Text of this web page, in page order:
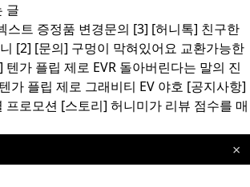
글
스트 증정품 변경문의 [3] [허니톡] 친구한
[2] [문의] 구멍이 막혀있어요 교환가능한
텐가 플립 제로 EVR 돌아버린다는 말의 진
텐가 플립 제로 그래비티 EV 야호 [공지사항]
프로모션 [스토리] 허니미가 리뷰 점수를 매
×